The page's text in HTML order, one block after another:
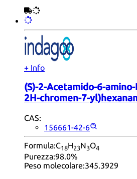
+ Info
(S)-2-Acetamido-6-
2H-chromen-7-
CAS:
156661-42-6
Formula:C18H23N3O4
Purezza:98.0%
Peso molecolare:345.3929